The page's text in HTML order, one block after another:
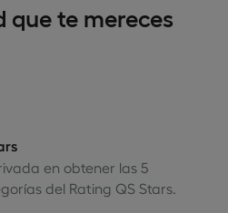
que te mereces
en obtener las 5
del Rating QS Stars.